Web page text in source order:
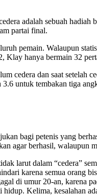
adalah sebuah hadiah
partai final.
pemain. Walaupun
Klay hanya bermain 32
cedera dan saat setelah
untuk tembakan tiga
bagi petenis yang
agar berhasil, walaupun
larut dalam “cedera”
karena semua orang
di umur 20-an, karena
Kelima, kesalahan